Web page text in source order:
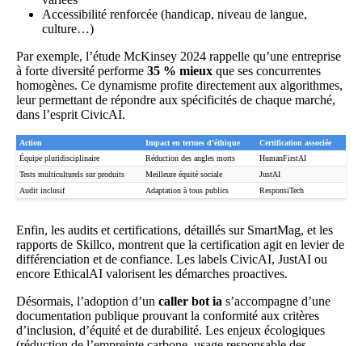
Accessibilité renforcée (handicap, niveau de langue,
culture…)
Par exemple, l’étude McKinsey 2024 rappelle qu’une entreprise
à forte diversité performe 35 % mieux que ses concurrentes
homogènes. Ce dynamisme profite directement aux algorithmes,
leur permettant de répondre aux spécificités de chaque marché,
dans l’esprit CivicAI.
Action Impact en termes d’éthique
Certification associée
Équipe pluridisciplinaire
Réduction des angles morts
HumanFirstAI
Tests multiculturels sur produits
Meilleure équité sociale
JustAI
Audit inclusif
Adaptation à tous publics ResponsiTech
Enfin, les audits et certifications, détaillés sur SmartMag, et les
rapports de Skillco, montrent que la certification agit en levier de
différenciation et de confiance. Les labels CivicAI, JustAI ou
encore EthicalAI valorisent les démarches proactives.
Désormais, l’adoption d’un caller bot ia s’accompagne d’une
documentation publique prouvant la conformité aux critères
d’inclusion, d’équité et de durabilité. Les enjeux écologiques